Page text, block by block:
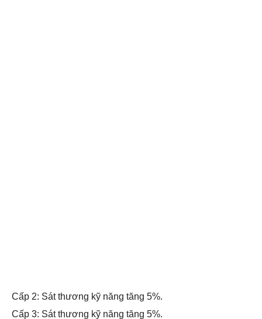
Cấp 2: Sát thương kỹ năng tăng 5%.
Cấp 3: Sát thương kỹ năng tăng 5%.